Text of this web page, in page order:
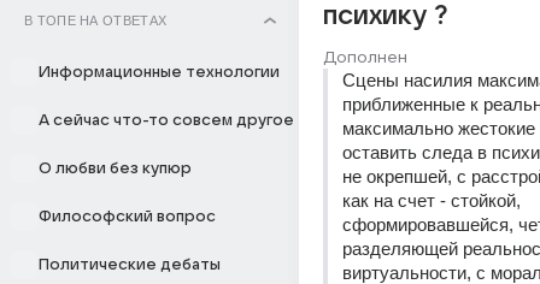
В ТОПЕ НА ОТВЕТАХ
Информационные технологии
А сейчас что-то совсем другое
О любви без купюр
Философский вопрос
Политические дебаты
психику ?
Дополнен
Сцены насилия
приближенные к
максимально жестокие
оставить следа в
не окрепшей, с
как на счет - стойкой,
сформировавшейся,
разделяющей
виртуальности, с